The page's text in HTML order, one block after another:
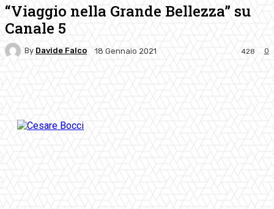
“Viaggio nella Grande Bellezza” su
Canale 5
By Davide Falco 18 Gennaio 2021 0
428